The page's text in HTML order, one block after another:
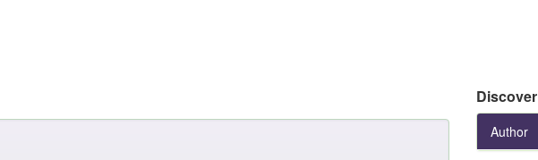
Discover
Author